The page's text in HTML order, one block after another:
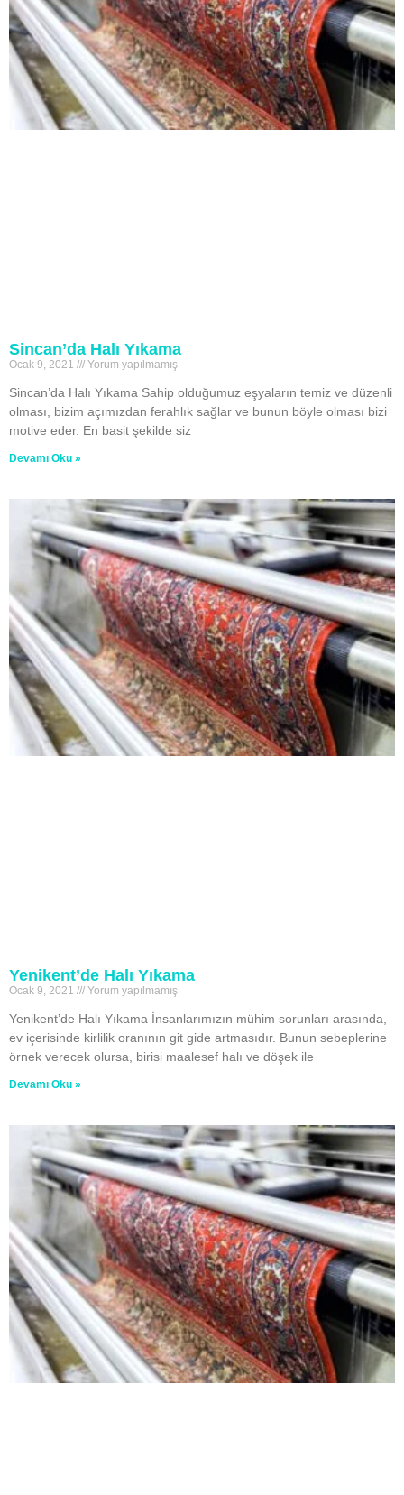
Sincan’da Halı Yıkama
Ocak 9, 2021 Yorum yapılmamış
Sincan’da Halı Yıkama Sahip olduğumuz eşyaların temiz ve düzenli
olması, bizim açımızdan ferahlık sağlar ve bunun böyle olması bizi
motive eder. En basit şekilde siz
Devamı Oku »
Yenikent’de Halı Yıkama
Ocak 9, 2021 Yorum yapılmamış
Yenikent’de Halı Yıkama İnsanlarımızın mühim sorunları arasında,
ev içerisinde kirlilik oranının git gide artmasıdır. Bunun sebeplerine
örnek verecek olursa, birisi maalesef halı ve döşek ile
Devamı Oku »